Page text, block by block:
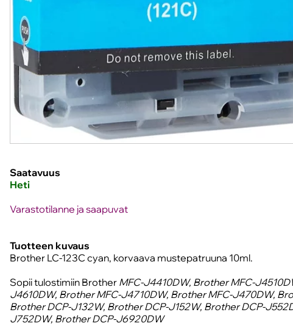
Saatavuus
Heti
Varastotilanne ja saapuvat
Tuotteen kuvaus
Brother LC-123C cyan, korvaava mustepatruuna 10ml.
Sopii tulostimiin Brother MFC-J4410DW, Brother MFC-
J4610DW, Brother MFC-J4710DW, Brother MFC-J470DW,
Brother DCP-J132W, Brother DCP-J152W, Brother DCP-
J752DW, Brother DCP-J6920DW